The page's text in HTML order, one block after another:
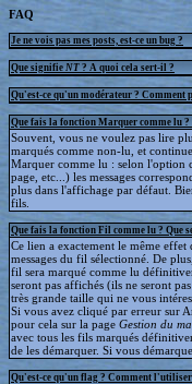
FAQ
Je ne vois pas mes posts, est-ce un bug ?
Que signifie NT ? A quoi cela sert-il ?
Qu'est-ce qu'un modérateur ? Comment
Que fais la fonction Marquer comme lu
Souvent, vous ne voulez pas lire
marqués comme non-lu, et
Marquer comme lu : selon l'option
page, etc...) les messages
plus dans l'affichage par défaut.
fils.
Que fais la fonction Fil comme lu ? Que
Ce lien a exactement le même
messages du fil sélectionné. De
fil sera marqué comme lu
seront pas affichés (ils ne seront
très grande taille qui ne vous
Si vous avez cliqué par erreur sur
pour cela sur la page Gestion du
avec tous les fils marqués
de les démarquer. Si vous
Qu'est-ce qu'un flag ? Comment l'utiliser